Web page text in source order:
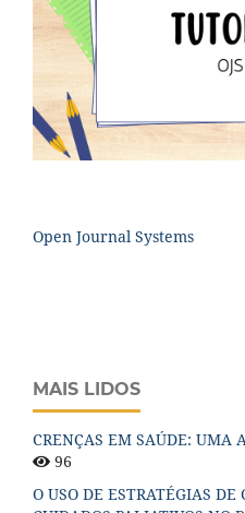
Open Journal Systems
MAIS LIDOS
CRENÇAS EM SAÚDE: UMA
96
O USO DE ESTRATÉGIAS